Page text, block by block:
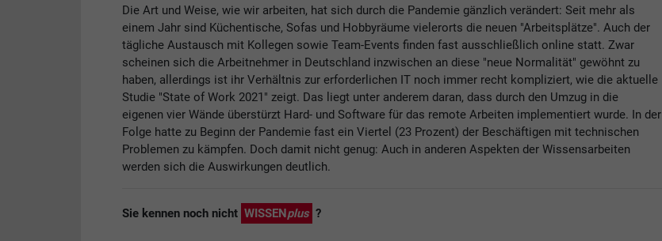
Die Art und Weise, wie wir arbeiten, hat sich durch die Pandemie gänzlich verändert: Seit mehr als
einem Jahr sind Küchentische, Sofas und Hobbyräume vielerorts die neuen "Arbeitsplätze". Auch der
tägliche Austausch mit Kollegen sowie Team-Events finden fast ausschließlich online statt. Zwar
scheinen sich die Arbeitnehmer in Deutschland inzwischen an diese "neue Normalität" gewöhnt zu
haben, allerdings ist ihr Verhältnis zur erforderlichen IT noch immer recht kompliziert, wie die aktuelle
Studie "State of Work 2021" zeigt. Das liegt unter anderem daran, dass durch den Umzug in die
eigenen vier Wände überstürzt Hard- und Software für das remote Arbeiten implementiert wurde. In der
Folge hatte zu Beginn der Pandemie fast ein Viertel (23 Prozent) der Beschäftigen mit technischen
Problemen zu kämpfen. Doch damit nicht genug: Auch in anderen Aspekten der Wissensarbeiten
werden sich die Auswirkungen deutlich.
Sie kennen noch nicht WISSEN plus ?